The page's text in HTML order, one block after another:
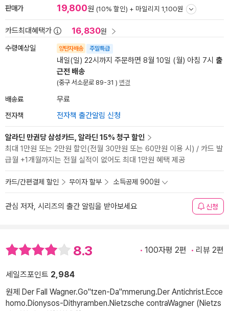
판매가 19,800원 (10% 할인) + 마일리지 1,100원
카드최대혜택가 16,830원
수령예상일 양탄자배송 주말특급
내일(일) 22시까지 주문하면 8월 10일 (월) 아침 7시 출
근전 배송
(중구 서소문로 89-31 ) 변경
배송료 무료
전자책 전자책 출간알림 신청
알라딘 만권당 삼성카드, 알라딘 15% 청구 할인
최대 1만원 또는 2만원 할인(전월 30만원 또는 60만원 이용 시) / 카드 발
급월 +1개월까지는 전월 실적이 없어도 최대 1만원 혜택 제공
카드/간편결제 할인 무이자 할부 소득공제 900원
관심 저자, 시리즈의 출간 알림을 받아보세요 신청
8.3 100자평 2편 리뷰 2편
세일즈포인트 2,984
원제 Der Fall Wagner.Go''tzen-Da''mmerung.Der Antichrist.Ecce
homo.Dionysos-Dithyramben.Nietzsche contraWagner (Nietzs